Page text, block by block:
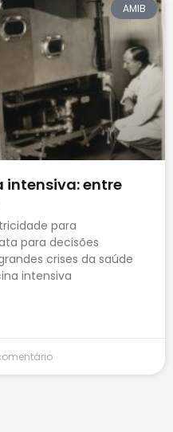
AMIB
intensiva: entre
para
para decisões
crises da saúde
intensiva